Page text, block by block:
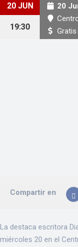
20 JUN
19:30
20
Gratis
Compartir en
La destaca escritora
miércoles 20 en el